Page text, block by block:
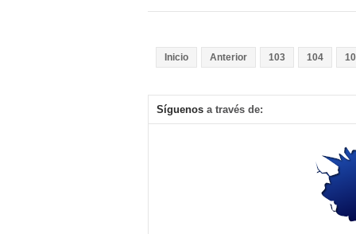
Inicio Anterior 103 104
Síguenos a través de: